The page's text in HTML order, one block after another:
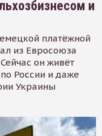
и
платёжной
из Евросоюза
он живёт
России и даже
Украины